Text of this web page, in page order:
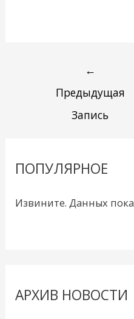
←
Предыдущая
Запись
ПОПУЛЯРНОЕ
Извините. Данных
АРХИВ НОВОСТИ